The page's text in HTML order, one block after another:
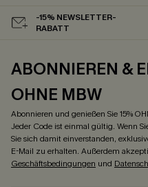
-15% NEWSLETTER-
RABATT
ABONNIEREN &
OHNE MBW
Abonnieren und genießen Sie 15%
Jeder Code ist einmal gültig. Wenn
Sie sich damit einverstanden,
E-Mail zu erhalten. Außerdem
Geschäftsbedingungen und